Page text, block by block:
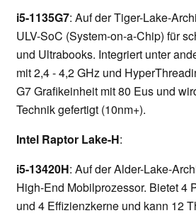
i5-1135G7: Auf der Tiger-Lake-
ULV-SoC (System-on-a-Chip) für
und Ultrabooks. Integriert unter
mit 2,4 - 4,2 GHz und
G7 Grafikeinheit mit 80 Eus und
Technik gefertigt (10nm+).
Intel Raptor Lake-H:
i5-13420H: Auf der Alder-Lake-
High-End Mobilprozessor. Bietet 4
und 4 Effizienzkerne und kann 12